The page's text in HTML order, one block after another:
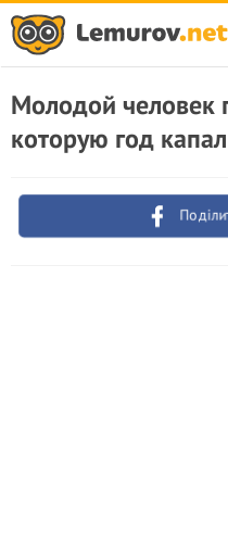
Молодой человек
которую год